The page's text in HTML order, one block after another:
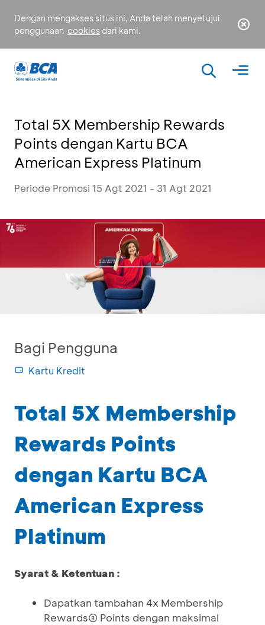
Dengan mengakses situs ini, Anda telah menyetujui
penggunaan cookies dari kami.
Total 5X Membership Rewards
Points dengan Kartu BCA
American Express Platinum
Periode Promosi 15 Agt 2021 - 31 Agt 2021
Bagi Pengguna
Kartu Kredit
Total 5X Membership
Rewards Points
dengan Kartu BCA
American Express
Platinum
Syarat & Ketentuan :
Dapatkan tambahan 4x Membership
Rewards® Points dengan maksimal